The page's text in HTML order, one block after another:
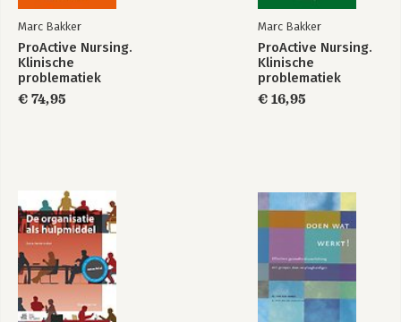
Bekijk alle boeken
Marc Bakker
ProActive Nursing.
Klinische
problematiek
inzichtelijk
€ 74,95
Marc Bakker
ProActive Nursing.
Klinische
problematiek
inzichtelijk -
zakboekje
€ 16,95